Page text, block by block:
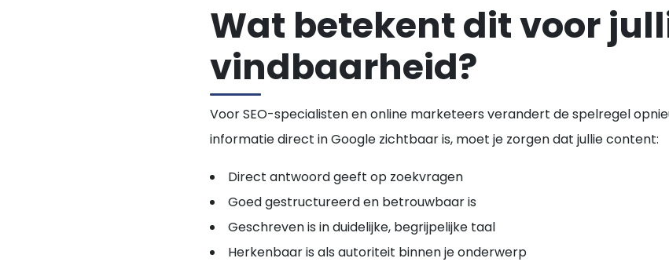
Wat betekent dit voor
vindbaarheid?
Voor SEO-specialisten en online marketeers verandert de spelregel
informatie direct in Google zichtbaar is, moet je zorgen dat jullie content:
Direct antwoord geeft op zoekvragen
Goed gestructureerd en betrouwbaar is
Geschreven is in duidelijke, begrijpelijke taal
Herkenbaar is als autoriteit binnen je onderwerp